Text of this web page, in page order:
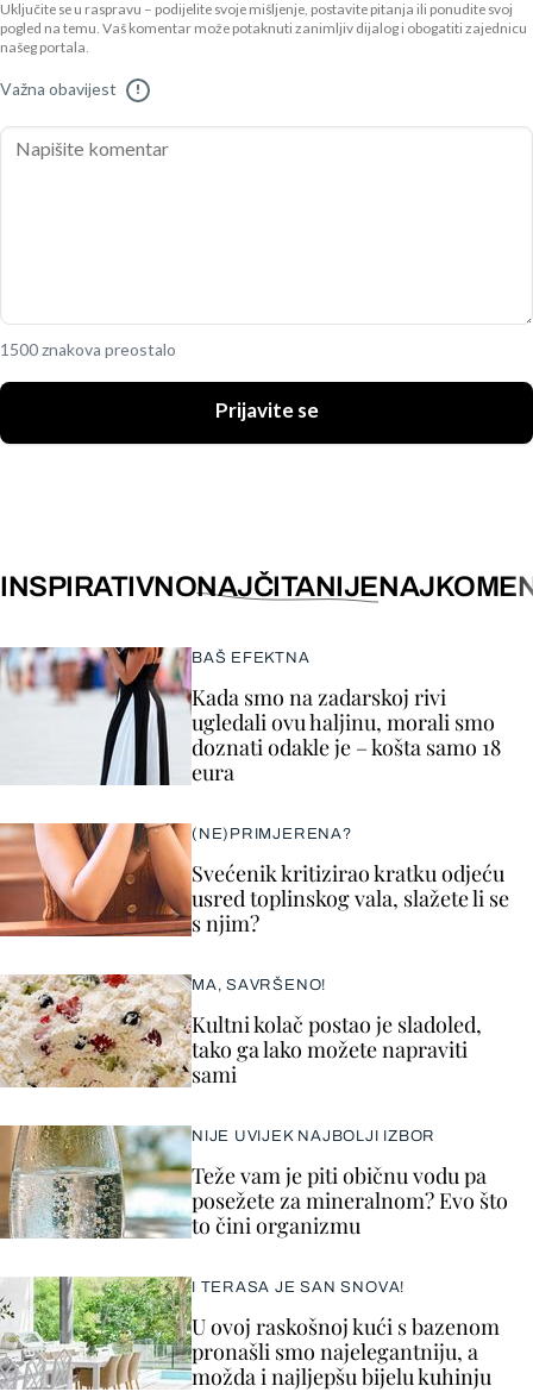
Uključite se u raspravu – podijelite svoje mišljenje, postavite pitanja ili ponudite svoj
pogled na temu. Vaš komentar može potaknuti zanimljiv dijalog i obogatiti zajednicu
našeg portala.
Važna obavijest !
1500 znakova preostalo
Prijavite se
INSPIRATIVNONAJČITANIJE
BAŠ EFEKTNA
Kada smo na zadarskoj rivi
ugledali ovu haljinu, morali smo
doznati odakle je – košta samo 18
eura
(NE)PRIMJERENA?
Svećenik kritizirao kratku odjeću
usred toplinskog vala, slažete li se
s njim?
MA, SAVRŠENO!
Kultni kolač postao je sladoled,
tako ga lako možete napraviti
sami
NIJE UVIJEK NAJBOLJI IZBOR
Teže vam je piti običnu vodu pa
posežete za mineralnom? Evo što
to čini organizmu
I TERASA JE SAN SNOVA!
U ovoj raskošnoj kući s bazenom
pronašli smo najelegantniju, a
možda i najljepšu bijelu kuhinju